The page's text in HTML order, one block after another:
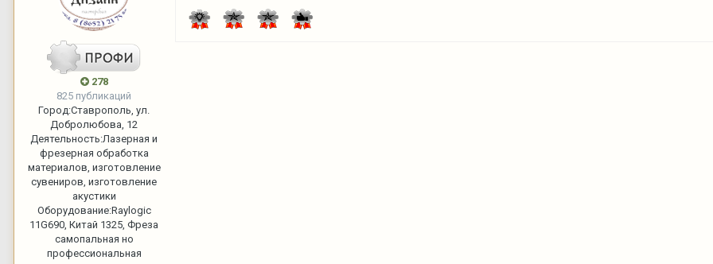
278
825 публикаций
Город:Ставрополь, ул.
Добролюбова, 12
Деятельность:Лазерная и
фрезерная обработка
материалов, изготовление
сувениров, изготовление
акустики
Оборудование:Raylogic
11G690, Китай 1325, Фреза
самопальная но
профессиональная